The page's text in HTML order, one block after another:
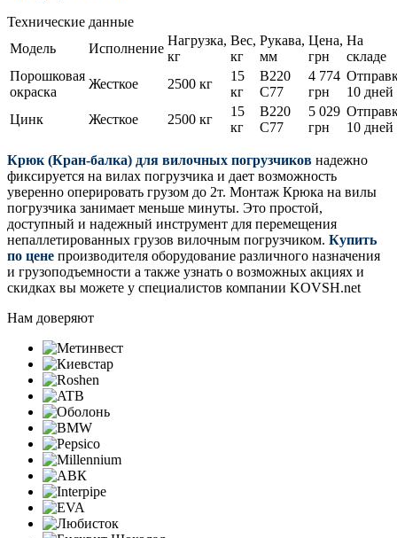
Технические данные
Модель
Исполнение
Нагрузка,
кг
Вес,
кг
Рукава,
мм
Цена,
грн
На
складе
Порошковая
окраска
Жесткое 2500 кг
15
кг
B220
C77
4 774
грн
10 дней
Цинк
Жесткое 2500 кг
15
кг
B220
C77
5 029
грн
10 дней
Крюк (Кран-балка) для вилочных погрузчиков надежно
фиксируется на вилах погрузчика и дает возможность
уверенно оперировать грузом до 2т. Монтаж Крюка на вилы
погрузчика занимает меньше минуты. Это простой,
доступный и надежный инструмент для перемещения
непаллетированных грузов вилочным погрузчиком. Купить
по цене производителя оборудование различного назначения
и грузоподъемности а также узнать о возможных акциях и
скидках вы можете у специалистов компании KOVSH.net
Нам доверяют